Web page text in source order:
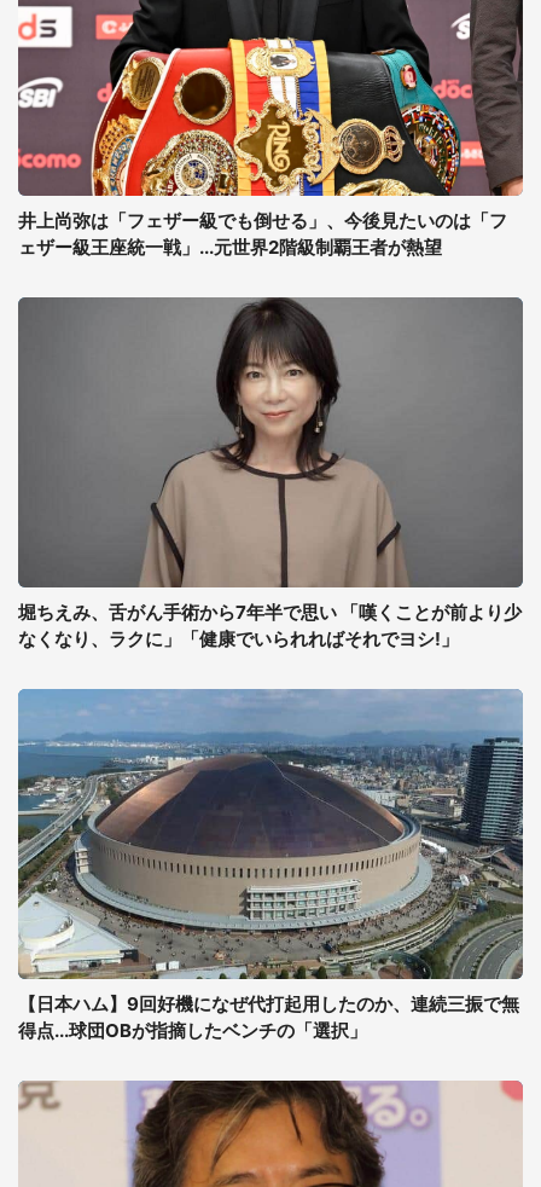
井上尚弥は「フェザー級でも倒せる」、今後見たいのは「フ
ェザー級王座統一戦」...元世界2階級制覇王者が熱望
堀ちえみ、舌がん手術から7年半で思い 「嘆くことが前より少
なくなり、ラクに」「健康でいられればそれでヨシ!」
【日本ハム】9回好機になぜ代打起用したのか、連続三振で無
得点...球団OBが指摘したベンチの「選択」